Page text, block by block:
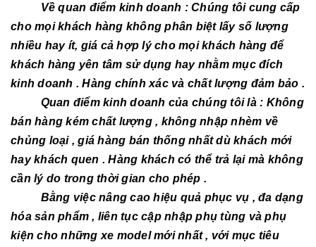
Về quan điểm kinh doanh : Chúng tôi cung cấp
cho mọi khách hàng không phân biệt lấy số lượng
nhiều hay ít, giá cả hợp lý cho mọi khách hàng để
khách hàng yên tâm sử dụng hay nhằm mục đích
kinh doanh . Hàng chính xác và chất lượng đảm bảo .
Quan điểm kinh doanh của chúng tôi là : Không
bán hàng kém chất lượng , không nhập nhèm về
chủng loại , giá hàng bán thống nhất dù khách mới
hay khách quen . Hàng khách có thể trả lại mà không
cần lý do trong thời gian cho phép .
Bằng việc nâng cao hiệu quả phục vụ , đa dạng
hóa sản phẩm , liên tục cập nhập phụ tùng và phụ
kiện cho những xe model mới nhất , với mục tiêu